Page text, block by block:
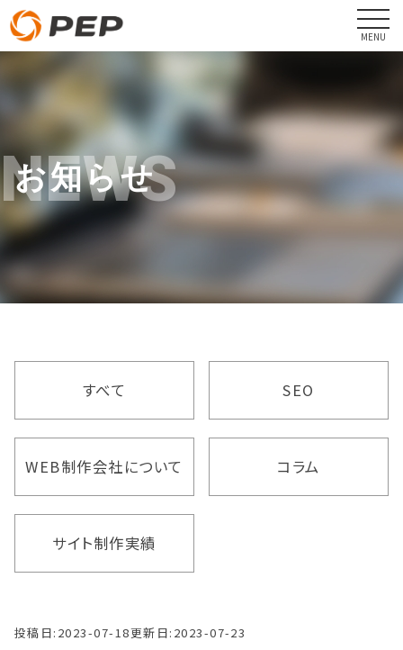
NEWS
お知らせ
すべて SEO
WEB制作会社について コラム
サイト制作実績
投稿日: 2023-07-18更新日: 2023-07-23